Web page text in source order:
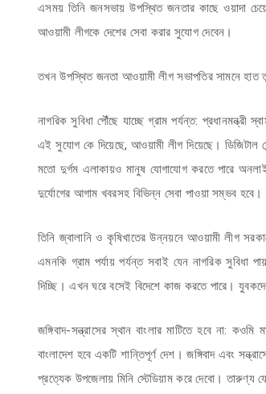
এসময় তিনি জনসভায় উপস্থিত জনতার কাছে ওয়াদা চেয়ে
আওয়ামী লীগকে দেশের সেবা করার সুযোগ দেবেন।
তখন উপস্থিত জনতা আওয়ামী লীগ সভাপতির সামনে হাত
নাগরিক সুবিধা পৌঁছে যাচ্ছে গ্রাম পর্যন্ত: প্রধানমন্ত্রী
এই সুযোগ কে দিয়েছে, আওয়ামী লীগ দিয়েছে। ডিজিটাল
মতো দুর্গম এলাকায়ও মানুষ যোগাযোগ করতে পারে
দুর্যোগের আগাম খবরসহ বিভিন্ন সেবা পাওয়া সম্ভব হবে।
তিনি জ্বালানি ও কৃষিখাতের উন্নয়নে আওয়ামী লীগ
এমনকি গ্রাম পর্যায় পর্যন্ত সবাই যেন নাগরিক সুবিধা
দিচ্ছি। এখন ঘরে বসেই বিদেশে কাজ করতে পারে।
জঙ্গিবাদ-সন্ত্রাসের স্থান বাংলার মাটিতে হবে না:
বাংলাদেশ হবে একটি শান্তিপূর্ণ দেশ। জঙ্গিবাদ এবং
প্রত্যেক উপজেলায় মিনি স্টেডিয়াম করে দেবো। তারুণ্য